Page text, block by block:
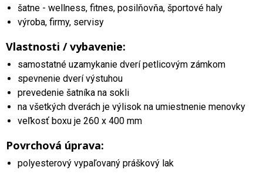
šatne - wellness, fitnes, posilňovňa, športové haly
výroba, firmy, servisy
Vlastnosti / vybavenie:
samostatné uzamykanie dverí petlicovým zámkom
spevnenie dverí výstuhou
prevedenie šatníka na sokli
na všetkých dverách je výlisok na umiestnenie menovky
veľkosť boxu je 260 x 400 mm
Povrchová úprava:
polyesterový vypaľovaný práškový lak